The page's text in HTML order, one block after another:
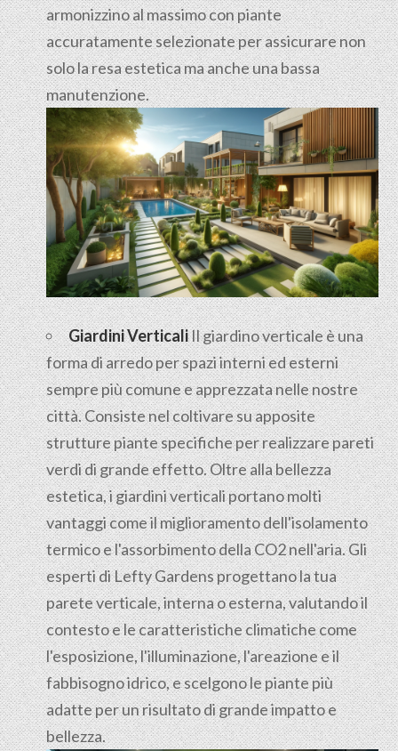
armonizzino al massimo con piante
accuratamente selezionate per assicurare non
solo la resa estetica ma anche una bassa
manutenzione.
Giardini VerticaliIl giardino verticale è una
forma di arredo per spazi interni ed esterni
sempre più comune e apprezzata nelle nostre
città. Consiste nel coltivare su apposite
strutture piante specifiche per realizzare pareti
verdi di grande effetto. Oltre alla bellezza
estetica, i giardini verticali portano molti
vantaggi come il miglioramento dell'isolamento
termico e l'assorbimento della CO2 nell'aria. Gli
esperti di Lefty Gardens progettano la tua
parete verticale, interna o esterna, valutando il
contesto e le caratteristiche climatiche come
l'esposizione, l'illuminazione, l'areazione e il
fabbisogno idrico, e scelgono le piante più
adatte per un risultato di grande impatto e
bellezza.